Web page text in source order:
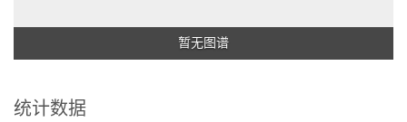
暂无图谱
统计数据